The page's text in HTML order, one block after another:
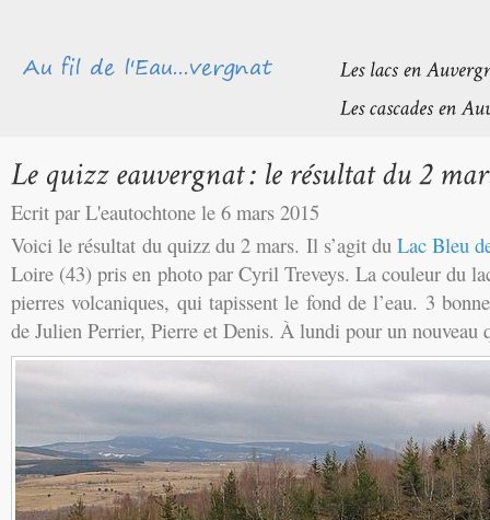
Ecrit par L'eautochtone le 6 mars 2015
Voici le résultat du quizz du 2 mars. Il s’agit duLac Bleu
Loire (43) pris en photo par Cyril Treveys. La couleur du
pierres volcaniques, qui tapissent le fond de l’eau. 3
de Julien Perrier, Pierre et Denis. À lundi pour un nouveau